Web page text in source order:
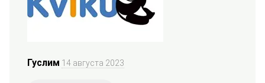
Гуслим 14 августа 2023